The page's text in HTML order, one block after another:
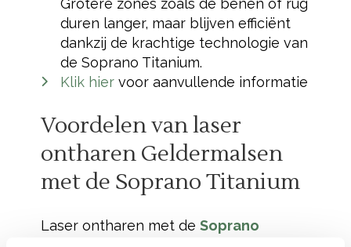
Grotere zones zoals de benen of rug
duren langer, maar blijven efficiënt
dankzij de krachtige technologie van
de Soprano Titanium.
Klik hiervoor aanvullende informatie
Voordelen van laser
ontharen Geldermalsen
met de Soprano Titanium
Laser ontharen met de Soprano